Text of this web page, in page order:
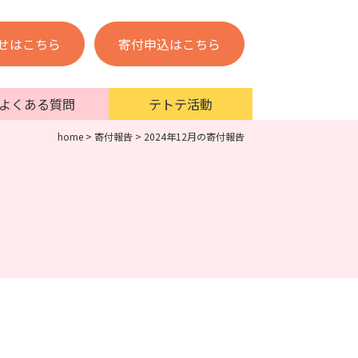
はこちら 寄付申込はこちら
くある質問 テトテ活動
home > 寄付報告 > 2024年12月の寄付報告